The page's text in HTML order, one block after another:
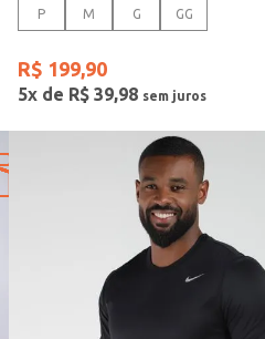
P M G GG
R$ 199,90
5x de R$ 39,98